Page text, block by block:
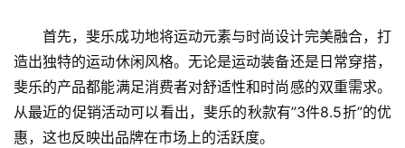
首先，斐乐成功地将运动元素与时尚设计完美融合，打
造出独特的运动休闲风格。无论是运动装备还是日常穿搭，
斐乐的产品都能满足消费者对舒适性和时尚感的双重需求。
从最近的促销活动可以看出，斐乐的秋款有”3件8.5折”的优
惠，这也反映出品牌在市场上的活跃度。